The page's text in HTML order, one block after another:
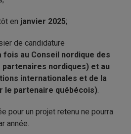
en janvier 2025;
de candidature
fois au Conseil nordique des
nordiques) et au
internationales et de la
le partenaire québécois).
pour un projet retenu ne pourra
année.